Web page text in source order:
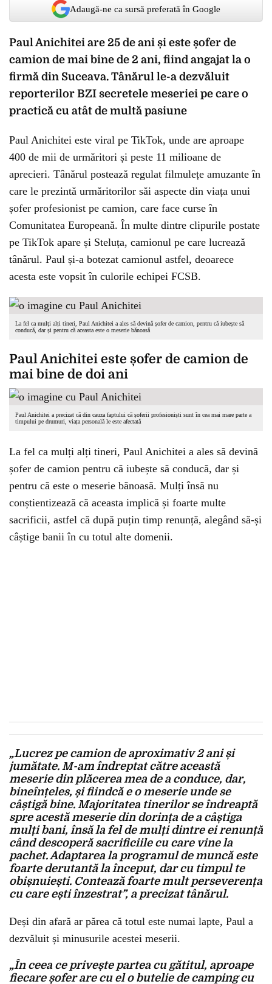
Adaugă-ne ca sursă preferată în Google
Paul Anichitei are 25 de ani și este șofer de
camion de mai bine de 2 ani, fiind angajat la o
firmă din Suceava. Tânărul le-a dezvăluit
reporterilor BZI secretele meseriei pe care o
practică cu atât de multă pasiune
Paul Anichitei este viral pe TikTok, unde are aproape
400 de mii de urmăritori și peste 11 milioane de
aprecieri. Tânărul postează regulat filmulețe amuzante în
care le prezintă urmăritorilor săi aspecte din viața unui
șofer profesionist pe camion, care face curse în
Comunitatea Europeană. În multe dintre clipurile postate
pe TikTok apare și Steluța, camionul pe care lucrează
tânărul. Paul și-a botezat camionul astfel, deoarece
acesta este vopsit în culorile echipei FCSB.
La fel ca mulți alți tineri, Paul Anichitei a ales să devină șofer de camion, pentru că iubește să
conducă, dar și pentru că aceasta este o meserie bănoasă
Paul Anichitei este șofer de camion de
mai bine de doi ani
Paul Anichitei a precizat că din cauza faptului că șoferii profesioniști sunt în cea mai mare parte a
timpului pe drumuri, viața personală le este afectată
La fel ca mulți alți tineri, Paul Anichitei a ales să devină
șofer de camion pentru că iubește să conducă, dar și
pentru că este o meserie bănoasă. Mulți însă nu
conștientizează că aceasta implică și foarte multe
sacrificii, astfel că după puțin timp renunță, alegând să-și
câștige banii în cu totul alte domenii.
„Lucrez pe camion de aproximativ 2 ani și
jumătate. M-am îndreptat către această
meserie din plăcerea mea de a conduce, dar,
bineînțeles, și fiindcă e o meserie unde se
câștigă bine. Majoritatea tinerilor se îndreaptă
spre acestă meserie din dorința de a câștiga
mulți bani, însă la fel de mulți dintre ei renunță
când descoperă sacrificiile cu care vine la
pachet. Adaptarea la programul de muncă este
foarte derutantă la început, dar cu timpul te
obișnuiești. Contează foarte mult perseverența
cu care ești înzestrat”, a precizat tânărul.
Deși din afară ar părea că totul este numai lapte, Paul a
dezvăluit și minusurile acestei meserii.
„În ceea ce privește partea cu gătitul, aproape
fiecare șofer are cu el o butelie de camping cu